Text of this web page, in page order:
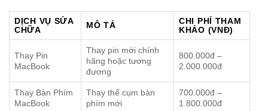
DỊCH VỤ SỬA
CHỮA
MÔ TẢ
CHI PHÍ THAM
KHẢO (VNĐ)
Thay Pin
MacBook
Thay pin mới chính
hãng hoặc tương
đương
800.000đ –
2.000.000đ
Thay Bàn Phím
MacBook
Thay thế cụm bàn
phím mới
700.000đ –
1.800.000đ